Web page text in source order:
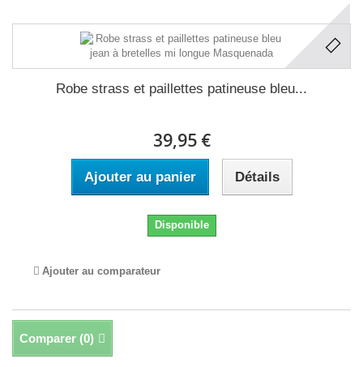
Robe strass et paillettes patineuse bleu...
39,95 €
Ajouter au panier Détails
Disponible
Ajouter au comparateur
Comparer (0)